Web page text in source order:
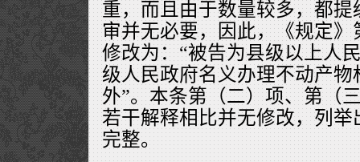
重，而且由于数量较多，都
审并无必要，因此，《规定
修改为：“被告为县级以上人
级人民政府名义办理不动产
外”。本条第（二）项、第（
若干解释相比并无修改，列
完整。